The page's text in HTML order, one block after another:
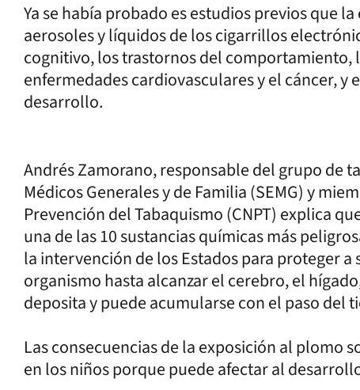
Ya se había probado es estudios previos que
aerosoles y líquidos de los cigarrillos
cognitivo, los trastornos del comportamiento,
enfermedades cardiovasculares y el cáncer,
desarrollo.
Andrés Zamorano, responsable del grupo de
Médicos Generales y de Familia (SEMG) y
Prevención del Tabaquismo (CNPT) explica
una de las 10 sustancias químicas más
la intervención de los Estados para proteger
organismo hasta alcanzar el cerebro, el
deposita y puede acumularse con el paso del
Las consecuencias de la exposición al plomo
en los niños porque puede afectar al